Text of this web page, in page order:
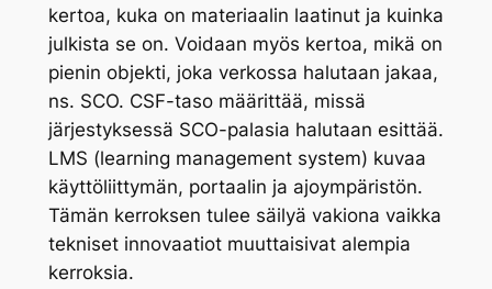
kertoa, kuka on materiaalin laatinut ja kuinka
julkista se on. Voidaan myös kertoa, mikä on
pienin objekti, joka verkossa halutaan jakaa,
ns. SCO. CSF-taso määrittää, missä
järjestyksessä SCO-palasia halutaan esittää.
LMS (learning management system) kuvaa
käyttöliittymän, portaalin ja ajoympäristön.
Tämän kerroksen tulee säilyä vakiona vaikka
tekniset innovaatiot muuttaisivat alempia
kerroksia.